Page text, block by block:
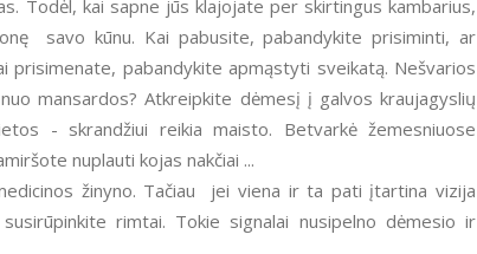
savo kūnu. Kai pabusite, pabandykite prisiminti, ar
pabandykite apmąstyti sveikatą. Nešvarios
mansardos? Atkreipkite dėmesį į galvos kraujagyslių
- skrandžiui reikia maisto. Betvarkė žemesniuose
nuplauti kojas nakčiai ...
rimtai. Tokie signalai nusipelno dėmesio ir